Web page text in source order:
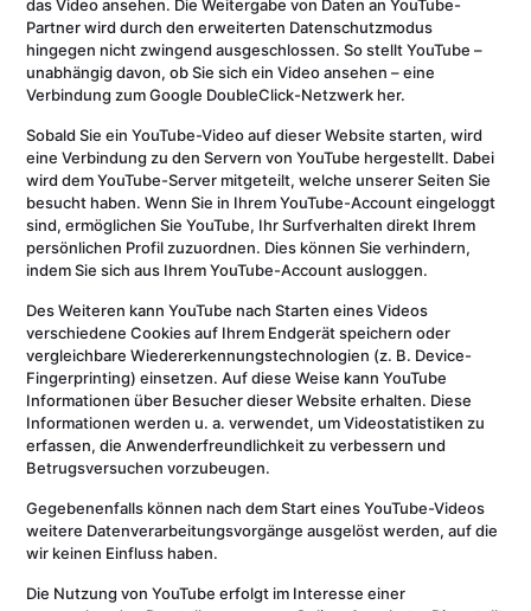
das Video ansehen. Die Weitergabe von Daten an YouTube-
Partner wird durch den erweiterten Datenschutzmodus
hingegen nicht zwingend ausgeschlossen. So stellt YouTube –
unabhängig davon, ob Sie sich ein Video ansehen – eine
Verbindung zum Google DoubleClick-Netzwerk her.
Sobald Sie ein YouTube-Video auf dieser Website starten, wird
eine Verbindung zu den Servern von YouTube hergestellt. Dabei
wird dem YouTube-Server mitgeteilt, welche unserer Seiten Sie
besucht haben. Wenn Sie in Ihrem YouTube-Account eingeloggt
sind, ermöglichen Sie YouTube, Ihr Surfverhalten direkt Ihrem
persönlichen Profil zuzuordnen. Dies können Sie verhindern,
indem Sie sich aus Ihrem YouTube-Account ausloggen.
Des Weiteren kann YouTube nach Starten eines Videos
verschiedene Cookies auf Ihrem Endgerät speichern oder
vergleichbare Wiedererkennungstechnologien (z. B. Device-
Fingerprinting) einsetzen. Auf diese Weise kann YouTube
Informationen über Besucher dieser Website erhalten. Diese
Informationen werden u. a. verwendet, um Videostatistiken zu
erfassen, die Anwenderfreundlichkeit zu verbessern und
Betrugsversuchen vorzubeugen.
Gegebenenfalls können nach dem Start eines YouTube-Videos
weitere Datenverarbeitungsvorgänge ausgelöst werden, auf die
wir keinen Einfluss haben.
Die Nutzung von YouTube erfolgt im Interesse einer